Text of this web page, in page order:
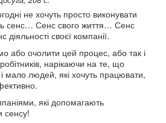
не хочуть просто виконувати
сенс… Сенс свого життя… Сенс
діяльності своєї компанії.
або очолити цей процес, або так і
нарікаючи на те, що
мало людей, які хочуть працювати,
які допомагають
сенсу!